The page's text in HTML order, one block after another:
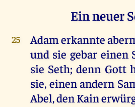
Ein neuer
25 Adamerkannte
und sie gebareinen
sie Seth; denn Gott
sie, einenandern
Abel, denKain